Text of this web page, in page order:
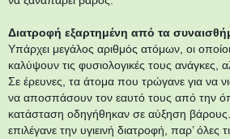
Διατροφή εξαρτημένη από τα
Υπάρχει μεγάλος αριθμός ατόμων, οι
καλύψουν τις φυσιολογικές τους ανάγκες,
Σε έρευνες, τα άτομα που τρώγανε για να
να αποσπάσουν τον εαυτό τους από την
κατάσταση οδηγήθηκαν σε αύξηση
επιλέγανε την υγιεινή διατροφή, παρ’ όλες